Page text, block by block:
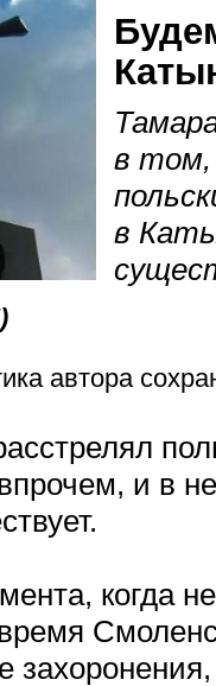
в том,
в
автора
и в
когда